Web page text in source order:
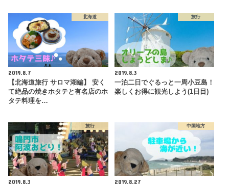
北海道
2019.8.7
【北海道旅行 サロマ湖編】 安く
て絶品の焼きホタテと有名店のホ
タテ料理を…
旅行
2019.8.3
一泊二日でぐるっと一周小豆島！
楽しくお得に観光しよう(1日目)
旅行
2019.8.3
中国地方
2019.8.27